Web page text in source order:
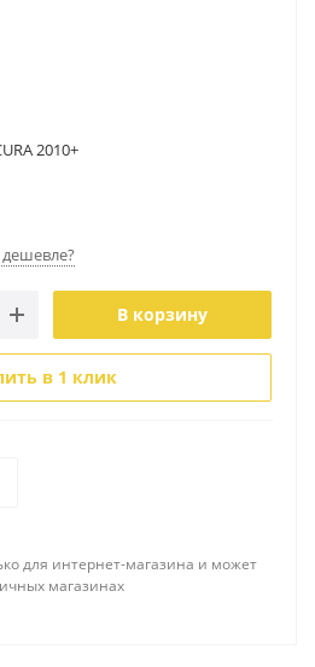
2010+
В корзину
в 1 клик
для интернет-магазина и может
магазинах